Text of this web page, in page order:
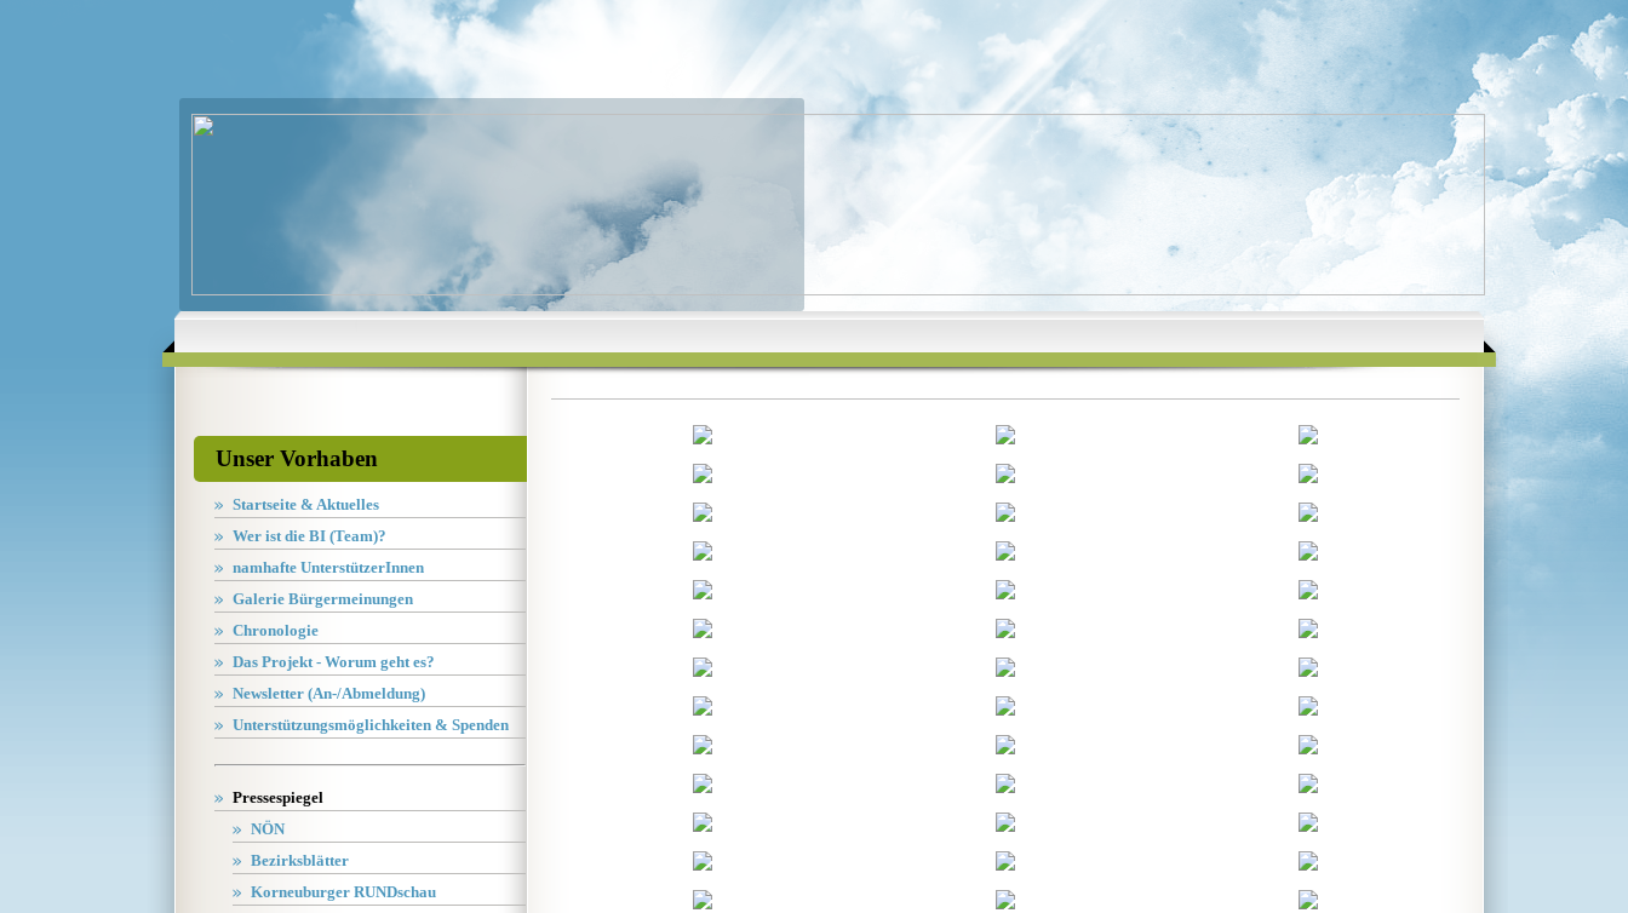
Unser Vorhaben
Startseite & Aktuelles
Wer ist die BI (Team)?
namhafte UnterstützerInnen
Galerie Bürgermeinungen
Chronologie
Das Projekt - Worum geht es?
Newsletter (An-/Abmeldung)
Unterstützungsmöglichkeiten & Spenden
Pressespiegel
NÖN
Bezirksblätter
Korneuburger RUNDschau